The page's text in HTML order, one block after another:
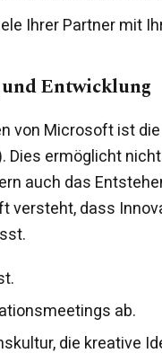
Ihrer Partner mit
Entwicklung
von Microsoft ist
Dies ermöglicht
auch das
versteht, dass
ab.
die kreative